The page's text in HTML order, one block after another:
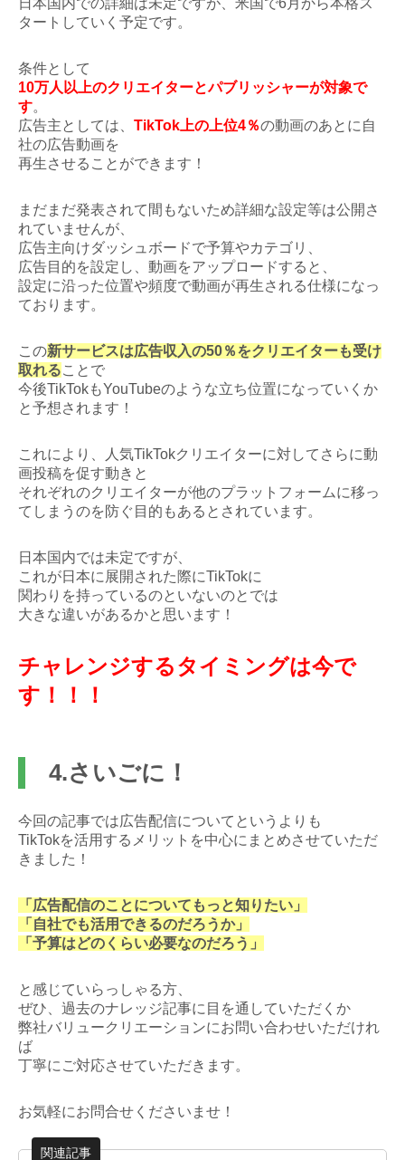
日本国内での詳細は未定ですが、米国で6月から本格ス
タートしていく予定です。
条件として
10万人以上のクリエイターとパブリッシャーが対象で
す。
広告主としては、 TikTok上の上位4％の動画のあとに自
社の広告動画を
再生させることができます！
まだまだ発表されて間もないため詳細な設定等は公開さ
れていませんが、
広告主向けダッシュボードで予算やカテゴリ、
広告目的を設定し、動画をアップロードすると、
設定に沿った位置や頻度で動画が再生される仕様になっ
ております。
この新サービスは広告収入の50％をクリエイターも受け
取れることで
今後TikTokもYouTubeのような立ち位置になっていくか
と予想されます！
これにより、人気TikTokクリエイターに対してさらに動
画投稿を促す動きと
それぞれのクリエイターが他のプラットフォームに移っ
てしまうのを防ぐ目的もあるとされています。
日本国内では未定ですが、
これが日本に展開された際にTikTokに
関わりを持っているのといないのとでは
大きな違いがあるかと思います！
チャレンジするタイミングは今で
す！！！
4.さいごに！
今回の記事では広告配信についてというよりも
TikTokを活用するメリットを中心にまとめさせていただ
きました！
「広告配信のことについてもっと知りたい」
「自社でも活用できるのだろうか」
「予算はどのくらい必要なのだろう」
と感じていらっしゃる方、
ぜひ、過去のナレッジ記事に目を通していただくか
弊社バリュークリエーションにお問い合わせいただけれ
ば
丁寧にご対応させていただきます。
お気軽にお問合せくださいませ！
関連記事